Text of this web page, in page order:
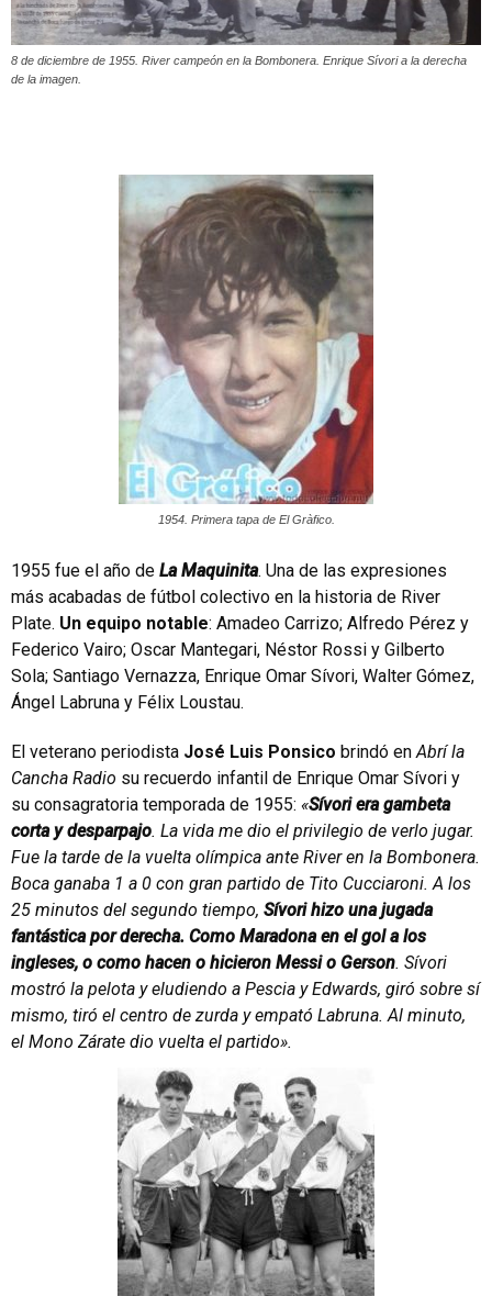
8 de diciembre de 1955. River campeón en la Bombonera. Enrique Sívori a la derecha
de la imagen.
1954. Primera tapa de El Gràfico.
1955 fue el año de La Maquinita. Una de las expresiones
más acabadas de fútbol colectivo en la historia de River
Plate. Un equipo notable: Amadeo Carrizo; Alfredo Pérez y
Federico Vairo; Oscar Mantegari, Néstor Rossi y Gilberto
Sola; Santiago Vernazza, Enrique Omar Sívori, Walter Gómez,
Ángel Labruna y Félix Loustau.
El veterano periodista José Luis Ponsico brindó enAbrí la
Cancha Radio su recuerdo infantil de Enrique Omar Sívori y
su consagratoria temporada de 1955: «Sívori era gambeta
corta y desparpajo. La vida me dio el privilegio de verlo jugar.
Fue la tarde de la vuelta olímpica ante River en la Bombonera.
Boca ganaba 1 a 0 con gran partido de Tito Cucciaroni. A los
25 minutos del segundo tiempo, Sívori hizo una jugada
fantástica por derecha. Como Maradona en el gol a los
ingleses, o como hacen o hicieron Messi o Gerson. Sívori
mostró la pelota y eludiendo a Pescia y Edwards, giró sobre sí
mismo, tiró el centro de zurda y empató Labruna. Al minuto,
el Mono Zárate dio vuelta el partido».